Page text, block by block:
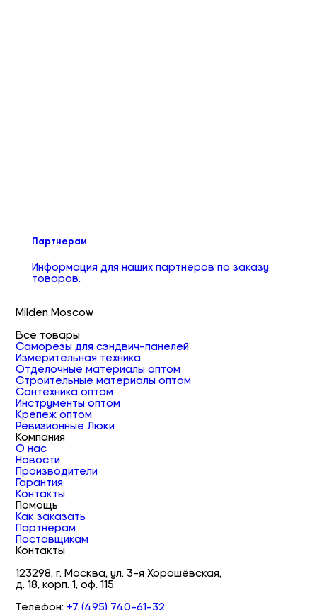
Партнерам
Информация для наших партнеров по заказу
товаров.
Milden Moscow
Все товары
Саморезы для сэндвич-панелей
Измерительная техника
Отделочные материалы оптом
Строительные материалы оптом
Сантехника оптом
Инструменты оптом
Крепеж оптом
Ревизионные Люки
Компания
О нас
Новости
Производители
Гарантия
Контакты
Помощь
Как заказать
Партнерам
Поставщикам
Контакты
123298, г. Москва, ул. 3-я Хорошёвская,
д. 18, корп. 1, оф. 115
Телефон: +7 (495) 740-61-32